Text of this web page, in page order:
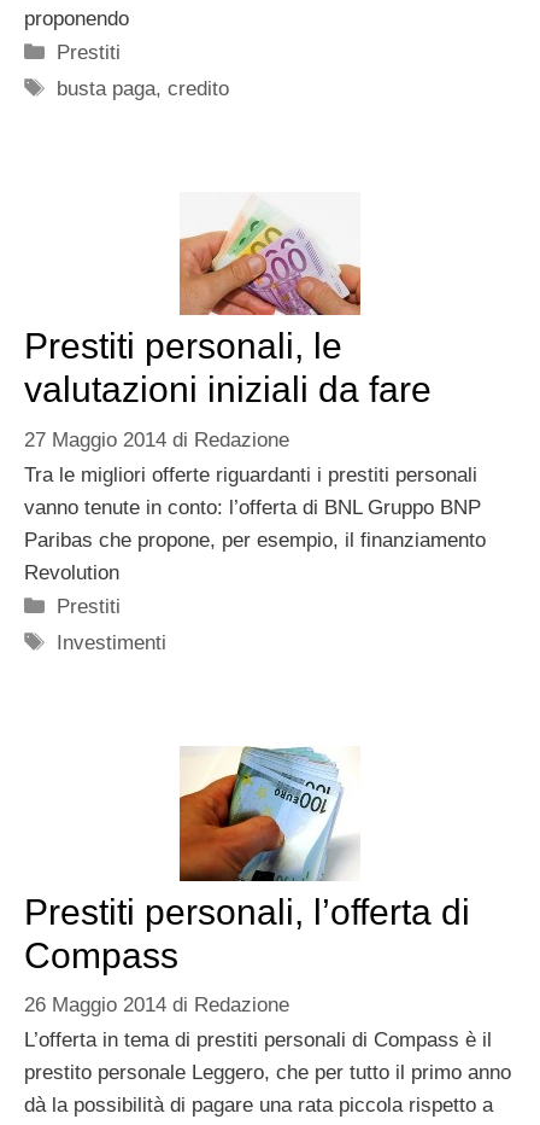
proponendo
Categorie
Prestiti
Tag
busta paga,credito
Prestiti personali, le
valutazioni iniziali da fare
27 Maggio 2014 di Redazione
Tra le migliori offerte riguardanti i prestiti personali
vanno tenute in conto: l’offerta di BNL Gruppo BNP
Paribas che propone, per esempio, il finanziamento
Revolution
Categorie
Prestiti
Tag
Investimenti
Prestiti personali, l’offerta di
Compass
26 Maggio 2014 di Redazione
L’offerta in tema di prestiti personali di Compass è il
prestito personale Leggero, che per tutto il primo anno
dà la possibilità di pagare una rata piccola rispetto a